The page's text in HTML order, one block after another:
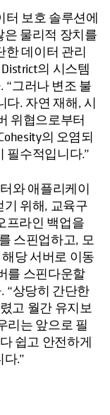
터 보호 솔루션에
은 물리적 장치를
한 데이터 관리
의 시스템
“그러나 변조 불
다. 자연 재해, 시
위협으로부터
의 오염되
필수적입니다.”
와 애플리케이
기 위해, 교육구
프라인 백업을
스핀업하고, 모
당 서버로 이동
를 스핀다운할
“상당히 간단한
고 월간 유지보
리는 앞으로 필
쉽고 안전하게
.”